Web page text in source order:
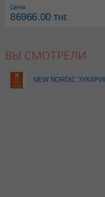
Цена
86966.00тнг.
ВЫ СМОТРЕЛИ
NEW NORDIC